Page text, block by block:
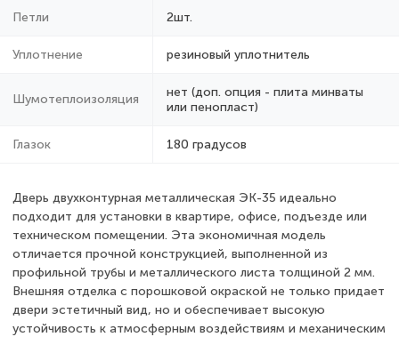
Петли 2шт.
Уплотнение резиновый уплотнитель
Шумотеплоизоляция
нет (доп. опция - плита минваты
или пенопласт)
Глазок 180 градусов
Дверь двухконтурная металлическая ЭК-35 идеально
подходит для установки в квартире, офисе, подъезде или
техническом помещении. Эта экономичная модель
отличается прочной конструкцией, выполненной из
профильной трубы и металлического листа толщиной 2 мм.
Внешняя отделка с порошковой окраской не только придает
двери эстетичный вид, но и обеспечивает высокую
устойчивость к атмосферным воздействиям и механическим